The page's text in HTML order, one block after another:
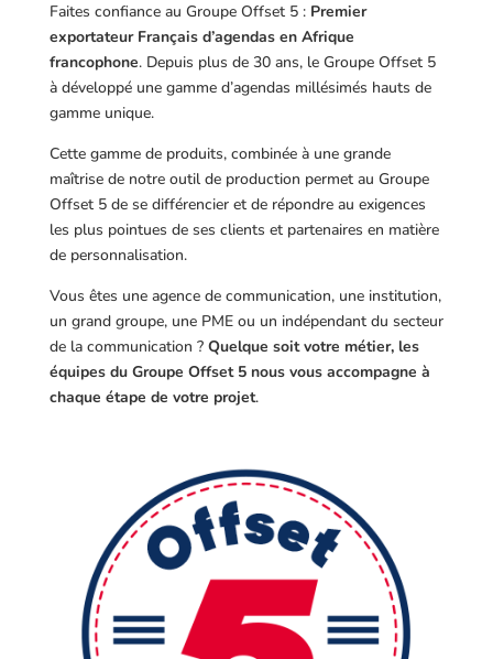
Faites confiance au Groupe Offset 5 : Premier
exportateur Français d’agendas en Afrique
francophone. Depuis plus de 30 ans, le Groupe Offset 5
à développé une gamme d’agendas millésimés hauts de
gamme unique.
Cette gamme de produits, combinée à une grande
maîtrise de notre outil de production permet au Groupe
Offset 5 de se différencier et de répondre au exigences
les plus pointues de ses clients et partenaires en matière
de personnalisation.
Vous êtes une agence de communication, une institution,
un grand groupe, une PME ou un indépendant du secteur
de la communication ? Quelque soit votre métier, les
équipes du Groupe Offset 5 nous vous accompagne à
chaque étape de votre projet.